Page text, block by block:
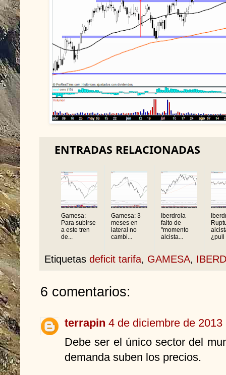
ENTRADAS RELACIONADAS
Gamesa:
Para subirse
a este tren
de...
Gamesa: 3
meses en
lateral no
cambi...
Iberdrola
falto de
"momento
alcista...
¿pull
Etiquetas deficit tarifa, GAMESA,
6 comentarios:
terrapin 4 de diciembre de 2013
Debe ser el único sector del
demanda suben los precios.